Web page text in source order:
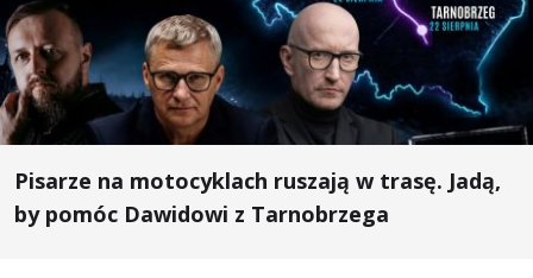
Pisarze na motocyklach ruszają w trasę. Jadą,
by pomóc Dawidowi z Tarnobrzega